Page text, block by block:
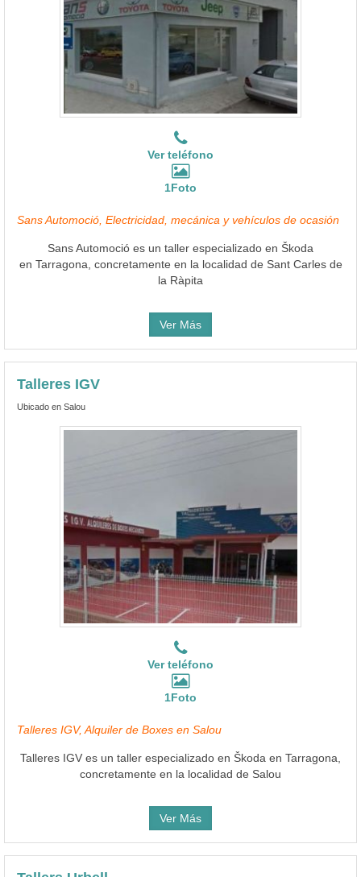
Ver teléfono
1Foto
Sans Automoció, Electricidad, mecánica y vehículos de ocasión
Sans Automoció es un taller especializado en Škoda
en Tarragona, concretamente en la localidad de Sant Carles de
la Ràpita
Ver Más
Talleres IGV
Ubicado en Salou
Ver teléfono
1Foto
Talleres IGV, Alquiler de Boxes en Salou
Talleres IGV es un taller especializado en Škoda en Tarragona,
concretamente en la localidad de Salou
Ver Más